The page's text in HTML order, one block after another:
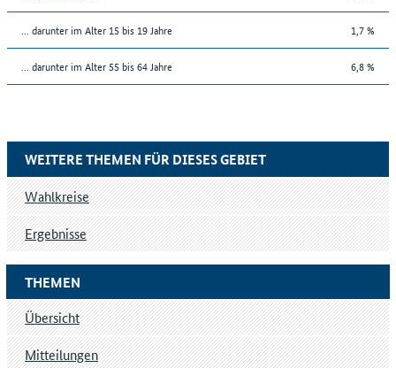
... darunter im Alter 15 bis 19 Jahre 1,7 %
... darunter im Alter 55 bis 64 Jahre 6,8 %
THEMEN
Übersicht
Mitteilungen
WEITERE THEMEN FÜR DIESES GEBIET
Wahlkreise
Ergebnisse